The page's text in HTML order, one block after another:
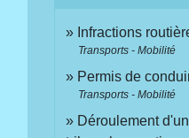
Infractions
Transports - Mobilité
Permis de
Transports - Mobilité
Déroulement